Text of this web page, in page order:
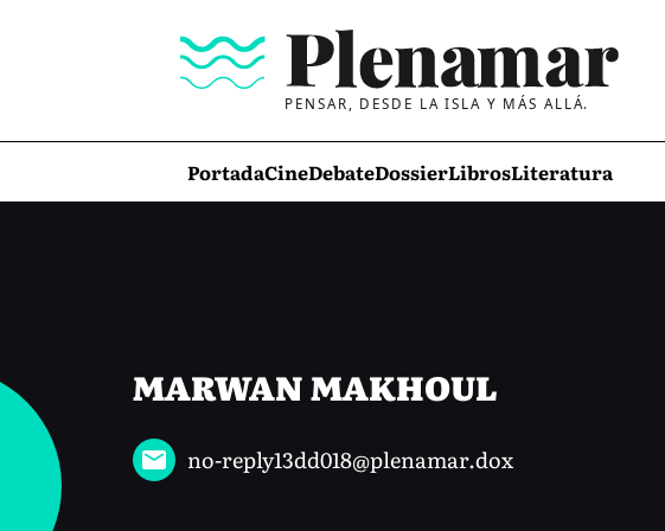
PENSAR, DESDE LA ISLA Y MÁS ALLÁ.
PortadaCineDebateDossierLibrosLiteratura
MARWAN MAKHOUL
no-reply13dd018@plenamar.dox